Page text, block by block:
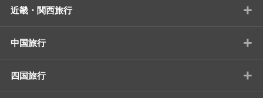
近畿・関西旅行 +
中国旅行 +
四国旅行 +